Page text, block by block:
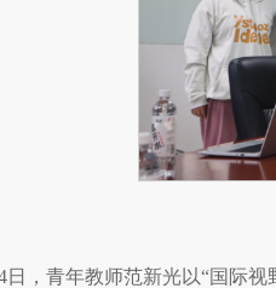
日，青年教师范新光以“国际